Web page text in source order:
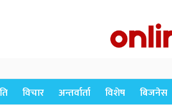
विचार अन्तर्वार्ता विशेष बिजनेस